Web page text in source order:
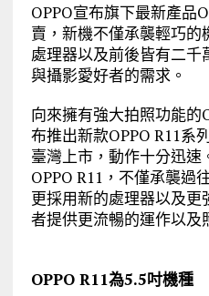
OPPO宣布旗下最新產品
賣，新機不僅承襲輕巧
處理器以及前後皆有二
與攝影愛好者的需求。
向來擁有強大拍照功能的
布推出新款OPPO R11系
臺灣上市，動作十分迅速
OPPO R11，不僅承襲過
更採用新的處理器以及更
者提供更流暢的運作以及
OPPO R11為5.5吋機種